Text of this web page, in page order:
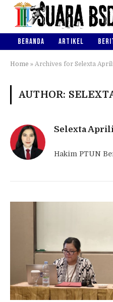
BERANDA ARTIKEL
Home » Archives for Selexta
AUTHOR:
Selexta
Hakim PTUN